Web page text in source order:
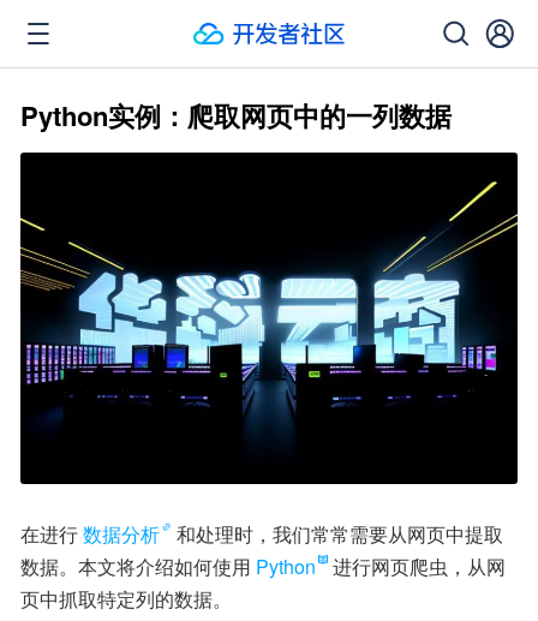
Python实例：爬取网页中的一列数据
在进行数据分析
和处理时，我们常常需要从网页中提取
数据。本文将介绍如何使用 Python
进行网页爬虫，从网
页中抓取特定列的数据。